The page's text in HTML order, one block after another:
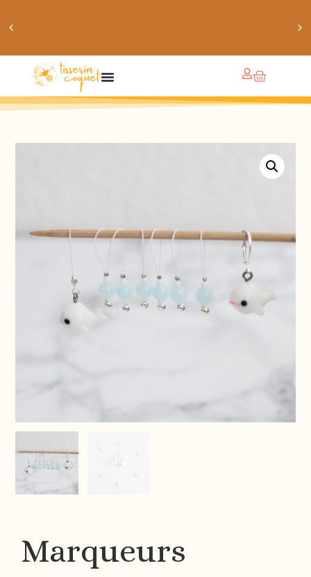
obtiens 20% de réduction sur ton prochain achat de
Marqueurs